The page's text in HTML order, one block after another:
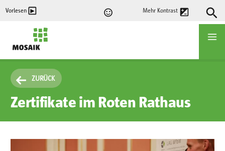
Vorlesen Mehr Kontrast
ZURÜCK
Zertifikate im Roten Rathaus